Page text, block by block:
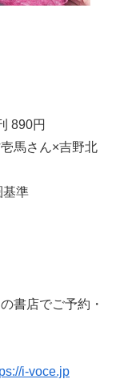
890円
馬さん×吉野北
基準
書店でご予約・
i-voce.jp